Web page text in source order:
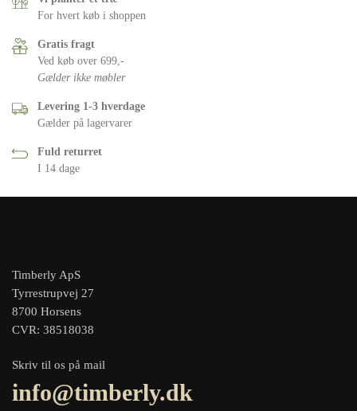
For hvert køb i shoppen
Gratis fragt
Ved køb over 699,-
Gælder ikke møbler
Levering 1-3 hverdage
Gælder på lagervarer
Fuld returret
I 14 dage
Timberly ApS
Tyrrestrupvej 27
8700 Horsens
CVR: 38518038
Skriv til os på mail
info@timberly.dk